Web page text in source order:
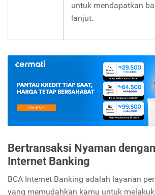
untuk mendapatkan
lanjut.
Bertransaksi Nyaman
Internet Banking
BCA Internet Banking adalah layanan
yang memudahkan kamu untuk